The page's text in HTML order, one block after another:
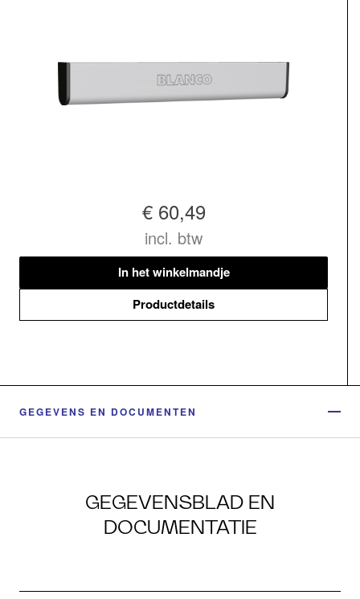
€ 60,49
incl. btw
In het winkelmandje
Productdetails
GEGEVENS EN DOCUMENTEN
GEGEVENSBLAD EN
DOCUMENTATIE